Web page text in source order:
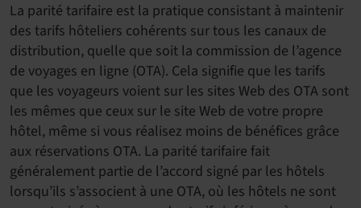
La parité tarifaire est la pratique consistant à maintenir
des tarifs hôteliers cohérents sur tous les canaux de
distribution, quelle que soit la commission de l’agence
de voyages en ligne (OTA). Cela signifie que les tarifs
que les voyageurs voient sur les sites Web des OTA sont
les mêmes que ceux sur le site Web de votre propre
hôtel, même si vous réalisez moins de bénéfices grâce
aux réservations OTA. La parité tarifaire fait
généralement partie de l’accord signé par les hôtels
lorsqu’ils s’associent à une OTA, où les hôtels ne sont